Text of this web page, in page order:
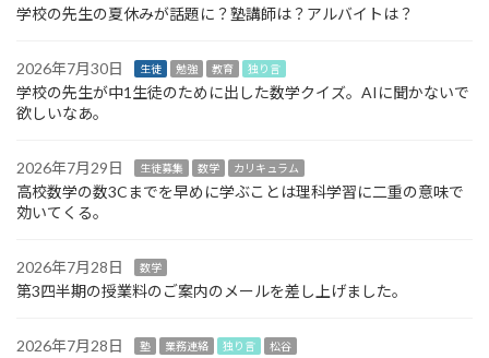
学校の先生の夏休みが話題に？塾講師は？アルバイトは？
2026年7月30日 生徒 勉強 教育 独り言
学校の先生が中1生徒のために出した数学クイズ。AIに聞かないで
欲しいなあ。
2026年7月29日 生徒募集 数学 カリキュラム
高校数学の数3Cまでを早めに学ぶことは理科学習に二重の意味で
効いてくる。
2026年7月28日 数学
第3四半期の授業料のご案内のメールを差し上げました。
2026年7月28日 塾 業務連絡 独り言 松谷